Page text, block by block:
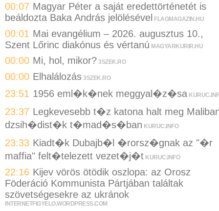
00:07 Magyar Péter a saját eredettörténetét is
beáldozta Baka András jelölésével
FLAGMAGAZIN.HU
00:01 Mai evangélium – 2026. augusztus 10.,
Szent Lőrinc diakónus és vértanú MAGYARKURIR.HU
00:00 Mi, hol, mikor? 3SZEK.RO
00:00 Elhalálozás 3SZEK.RO
23:51 1956 eml�k�nek meggyal�z�sa
23:37 Legkevesebb t�z katona halt meg
dzsih�dist�k t�mad�s�ban KURUC.INFO
23:33 Kiadt�k Dubajb�l �rorsz�gnak az "�r
maffia" felt�telezett vezet�j�t KURUC.INFO
22:16 Kijev vörös ötödik oszlopa: az Orosz
Föderáció Kommunista Pártjában találtak
szövetségesekre az ukránok
INTERNETFIGYELO.WORDPRESS.COM